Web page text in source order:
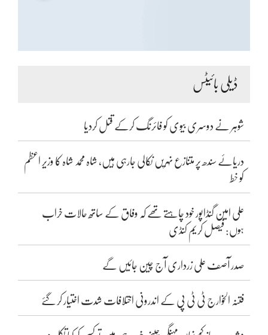
ڈیلی بائیٹس
شوہر نے دوسری بیوی کو فائرنگ کرکے قتل کردیا
دریائے سندھ پر متنازع نہریں نکالی جارہی ہیں، شاہ محمد شاہ کا وزیر اعظم
کو خط
علی امین گنڈاپور خود چاہتے تھے کہ وفاق کے ساتھ حالات خراب
ہوں: فیصل کریم کنڈی
صدر آصف علی زرداری آج چین جائیں گے
فتنہ الخوارج ٹی ٹی پی کے اندرونی اختلافات شدت اختیار کر گئے